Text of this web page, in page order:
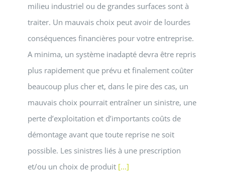
milieu industriel ou de grandes surfaces sont à
traiter. Un mauvais choix peut avoir de lourdes
conséquences financières pour votre entreprise.
A minima, un système inadapté devra être repris
plus rapidement que prévu et finalement coûter
beaucoup plus cher et, dans le pire des cas, un
mauvais choix pourrait entraîner un sinistre, une
perte d’exploitation et d’importants coûts de
démontage avant que toute reprise ne soit
possible. Les sinistres liés à une prescription
et/ou un choix de produit [...]
Comment investir dans vos sols
industriels peut réduire le
nombre d’accidents du travail ?